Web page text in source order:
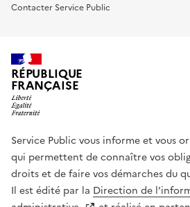
Contacter Service Public
RÉPUBLIQUE
FRANÇAISE
Service Public vous informe et vous
qui permettent de connaître vos
droits et de faire vos démarches du
Il est édité par la Direction de